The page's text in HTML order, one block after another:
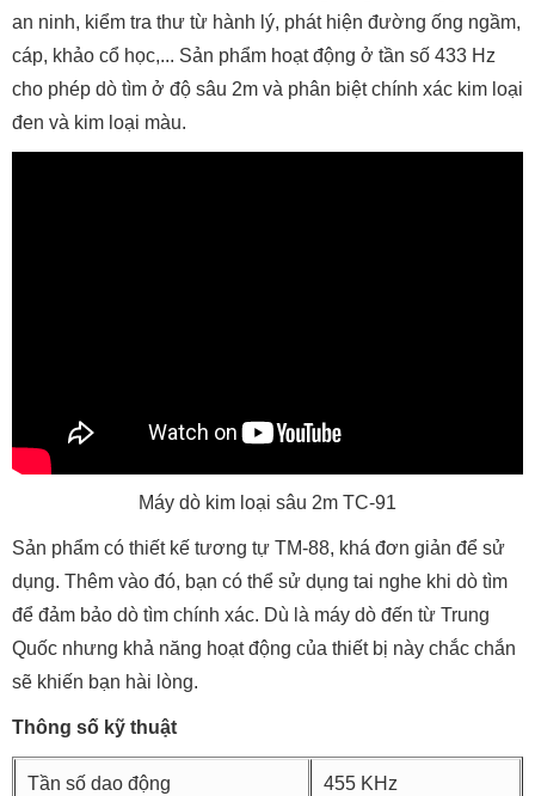
an ninh, kiểm tra thư từ hành lý, phát hiện đường ống ngầm,
cáp, khảo cổ học,... Sản phẩm hoạt động ở tần số 433 Hz
cho phép dò tìm ở độ sâu 2m và phân biệt chính xác kim loại
đen và kim loại màu.
Máy dò kim loại sâu 2m TC-91
Sản phẩm có thiết kế tương tự TM-88, khá đơn giản để sử
dụng. Thêm vào đó, bạn có thể sử dụng tai nghe khi dò tìm
để đảm bảo dò tìm chính xác. Dù là máy dò đến từ Trung
Quốc nhưng khả năng hoạt động của thiết bị này chắc chắn
sẽ khiến bạn hài lòng.
Thông số kỹ thuật
Tần số dao động 455 KHz